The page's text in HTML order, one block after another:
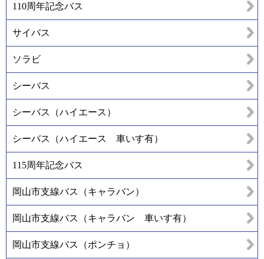
110周年記念バス
サイバス
ソラビ
シーバス
シーバス（ハイエース）
シーバス（ハイエース 車いす有）
115周年記念バス
岡山市支線バス（キャラバン）
岡山市支線バス（キャラバン 車いす有）
岡山市支線バス（ポンチョ）